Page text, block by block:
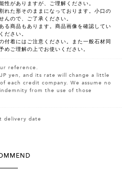
性がありますが、ご理解ください。
れた形そのままになっております。小口の
んので、ご了承ください。
る商品もあります。商品画像を確認してい
ださい。
付着にはご注意ください。また一般石材同
めご理解の上でお使いください。
reference.
yen, and its rate will change a little
each credit company. We assume no
from the use of those
delivery date